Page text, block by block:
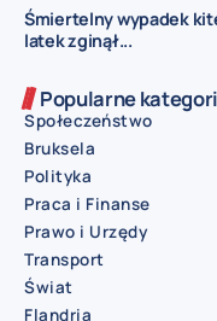
Śmiertelny wypadek
latek zginął...
Popularne
Społeczeństwo
Bruksela
Polityka
Praca i Finanse
Prawo i Urzędy
Transport
Świat
Flandria